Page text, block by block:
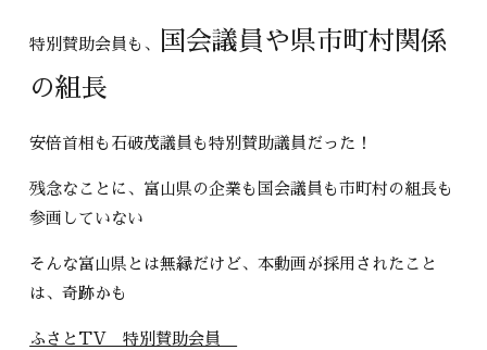
特別賛助会員も、
国会議員や県市町村関係
の組長
安倍首相も石破茂議員も特別賛助議員だった！
残念なことに、富山県の企業も国会議員も市町村の組長も
参画していない
そんな富山県とは無縁だけど、本動画が採用されたこと
は、奇跡かも
ふさとTV 特別賛助会員